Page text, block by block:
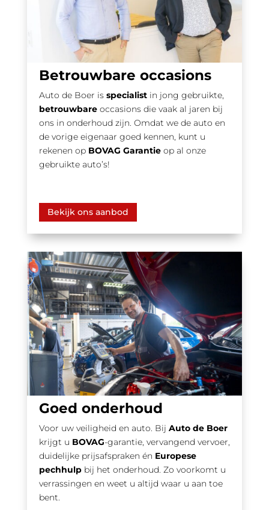
Betrouwbare occasions
Auto de Boer is specialistin jong gebruikte,
betrouwbareoccasions die vaak al jaren bij
ons in onderhoud zijn. Omdat we de auto en
de vorige eigenaar goed kennen, kunt u
rekenen op BOVAG Garantieop al onze
gebruikte auto’s!
Bekijk ons aanbod
Goed onderhoud
Voor uw veiligheid en auto. Bij Auto de Boer
krijgt u BOVAG-garantie, vervangend vervoer,
duidelijke prijsafspraken én Europese
pechhulp bij het onderhoud. Zo voorkomt u
verrassingen en weet u altijd waar u aan toe
bent.